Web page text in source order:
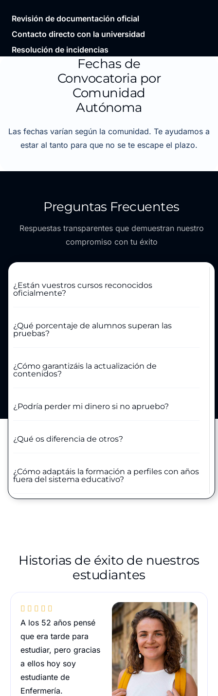
Revisión de documentación oficial
Contacto directo con la universidad
Resolución de incidencias
Fechas de
Convocatoria por
Comunidad
Autónoma
Las fechas varían según la comunidad. Te ayudamos a
estar al tanto para que no se te escape el plazo.
Preguntas Frecuentes
Respuestas transparentes que demuestran nuestro
compromiso con tu éxito
¿Están vuestros cursos reconocidos
oficialmente?
¿Qué porcentaje de alumnos superan las
pruebas?
¿Cómo garantizáis la actualización de
contenidos?
¿Podría perder mi dinero si no apruebo?
¿Qué os diferencia de otros?
¿Cómo adaptáis la formación a perfiles con años
fuera del sistema educativo?
Historias de éxito de nuestros
estudiantes
    
A los 52 años pensé
que era tarde para
estudiar, pero gracias
a ellos hoy soy
estudiante de
Enfermería.